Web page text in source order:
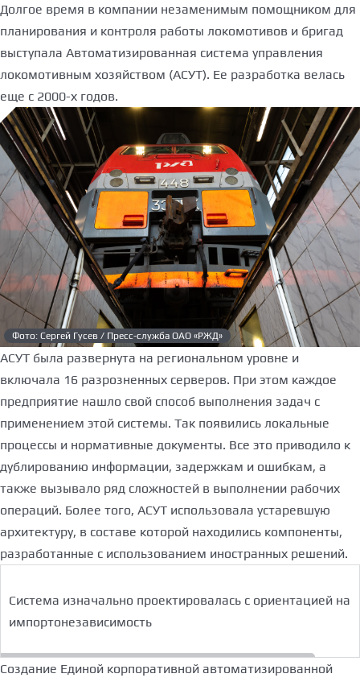
Долгое время в компании незаменимым помощником для
планирования и контроля работы локомотивов и бригад
выступала Автоматизированная система управления
локомотивным хозяйством (АСУТ). Ее разработка велась
еще с 2000-х годов.
Фото: Сергей Гусев / Пресс-служба ОАО «РЖД»
АСУТ была развернута на региональном уровне и
включала 16 разрозненных серверов. При этом каждое
предприятие нашло свой способ выполнения задач с
применением этой системы. Так появились локальные
процессы и нормативные документы. Все это приводило к
дублированию информации, задержкам и ошибкам, а
также вызывало ряд сложностей в выполнении рабочих
операций. Более того, АСУТ использовала устаревшую
архитектуру, в составе которой находились компоненты,
разработанные с использованием иностранных решений.
Система изначально проектировалась с ориентацией на
импортонезависимость
Создание Единой корпоративной автоматизированной